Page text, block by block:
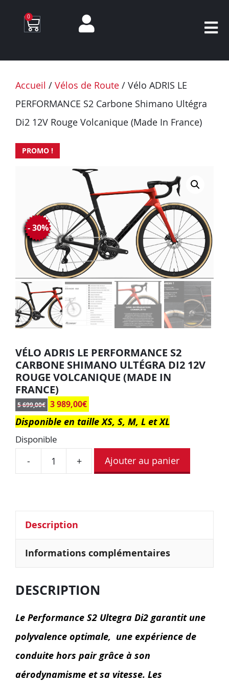
0
Accueil / Vélos de Route / Vélo ADRIS LE
PERFORMANCE S2 Carbone Shimano Ultégra
Di2 12V Rouge Volcanique (Made In France)
PROMO !
VÉLO ADRIS LE PERFORMANCE S2
CARBONE SHIMANO ULTÉGRA DI2 12V
ROUGE VOLCANIQUE (MADE IN
FRANCE)
5 699,00€ 3 989,00€
- 30%
Disponible en taille XS, S, M, L et XL
Disponible
- + Ajouter au panier
Description
Informations complémentaires
DESCRIPTION
Le Performance S2 Ultegra Di2 garantit une
polyvalence optimale, une expérience de
conduite hors pair grâce à son
aérodynamisme et sa vitesse. Les